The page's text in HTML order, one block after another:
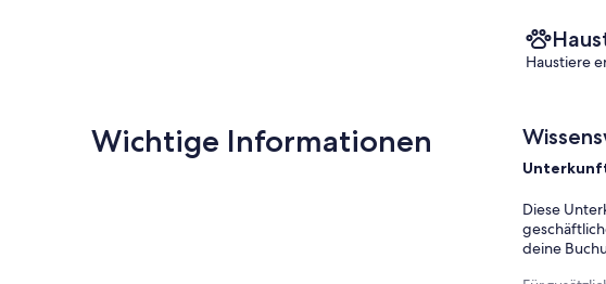
Haustiere
Wichtige Informationen
Diese
deine